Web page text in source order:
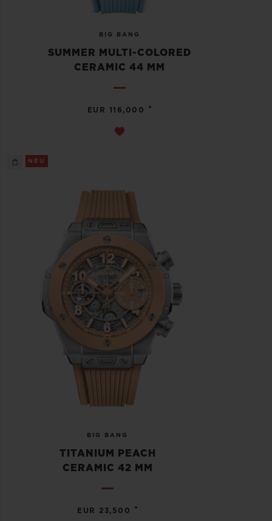
BIG BANG
SUMMER MULTI-COLORED
CERAMIC 44 MM
EUR 116,000 •
NEU
BIG BANG
TITANIUM PEACH
CERAMIC 42 MM
EUR 23,500 •